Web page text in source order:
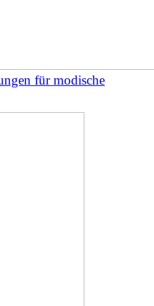
für modische